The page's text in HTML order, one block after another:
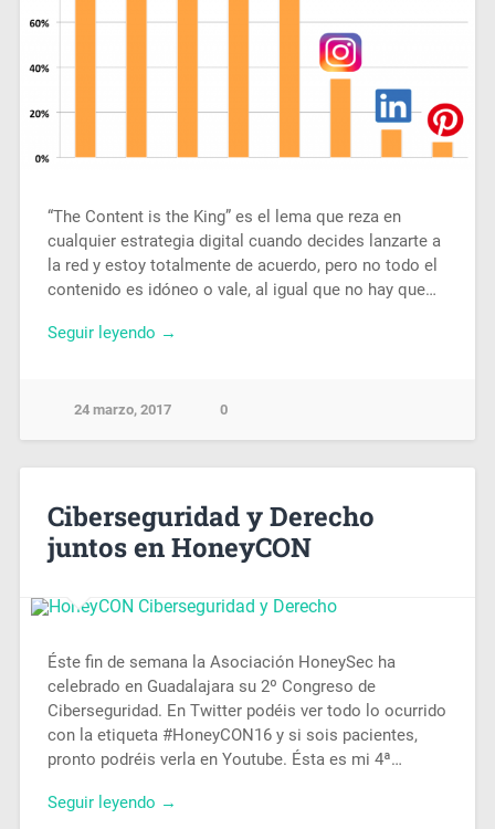
“The Content is the King” es el lema que reza en
cualquier estrategia digital cuando decides lanzarte a
la red y estoy totalmente de acuerdo, pero no todo el
contenido es idóneo o vale, al igual que no hay que…
Seguir leyendo →
24 marzo, 2017 0
Ciberseguridad y Derecho
juntos en HoneyCON
Éste fin de semana la Asociación HoneySec ha
celebrado en Guadalajara su 2º Congreso de
Ciberseguridad. En Twitter podéis ver todo lo ocurrido
con la etiqueta #HoneyCON16 y si sois pacientes,
pronto podréis verla en Youtube. Ésta es mi 4ª…
Seguir leyendo →